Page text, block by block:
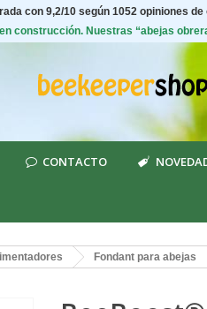
con 9,2/10 según 1052 opiniones de
construcción. Nuestras “abejas
CONTACTO
Fondant para abejas